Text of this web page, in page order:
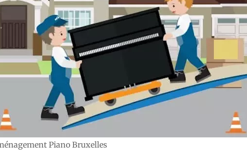
Piano Bruxelles